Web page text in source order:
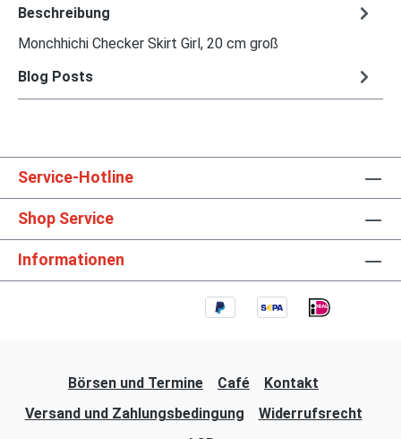
Beschreibung
Monchhichi Checker Skirt Girl, 20 cm groß
Blog Posts
Service-Hotline
Shop Service
Informationen
Börsen und Termine Café
Kontakt
Versand und Zahlungsbedingung
Widerrufsrecht